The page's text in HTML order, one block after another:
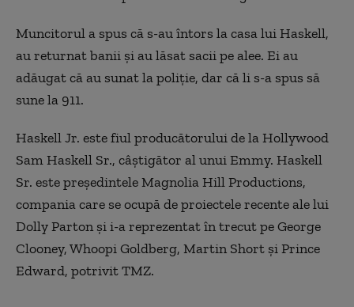
Muncitorul a spus că s-au întors la casa lui Haskell,
au returnat banii și au lăsat sacii pe alee. Ei au
adăugat că au sunat la poliție, dar că li s-a spus să
sune la 911.
Haskell Jr. este fiul producătorului de la Hollywood
Sam Haskell Sr., câștigător al unui Emmy. Haskell
Sr. este președintele Magnolia Hill Productions,
compania care se ocupă de proiectele recente ale lui
Dolly Parton și i-a reprezentat în trecut pe George
Clooney, Whoopi Goldberg, Martin Short și Prince
Edward, potrivit TMZ.